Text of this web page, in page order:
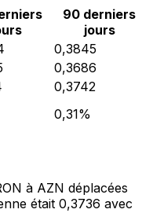
90 derniers
jours
0,3845
0,3686
0,3742
0,31%
à AZN déplacées
était 0,3736 avec